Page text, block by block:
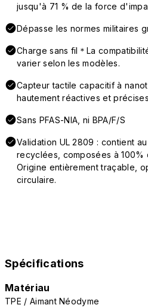
jusqu'à 71 % de la force
Dépasse les normes militaires
Charge sans fil＊La
varier selon les modèles.
Capteur tactile capacitif à
hautement réactives et précises
Sans PFAS-NIA, ni BPA/F/S
Validation UL 2809 : contient
recyclées, composées à 100%
Origine entièrement traçable,
circulaire.
Spécifications
Matériau
TPE / Aimant Néodyme